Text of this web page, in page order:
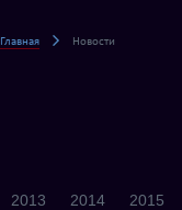
Главная Новости
2013 2014 2015